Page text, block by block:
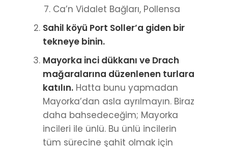
Ca’n Vidalet Bağları, Pollensa
Sahil köyü Port Soller’a giden bir
tekneye binin.
Mayorka inci dükkanı ve Drach
mağaralarına düzenlenen turlara
katılın. Hatta bunu yapmadan
Mayorka’dan asla ayrılmayın. Biraz
daha bahsedeceğim; Mayorka
incileri ile ünlü. Bu ünlü incilerin
tüm sürecine şahit olmak için